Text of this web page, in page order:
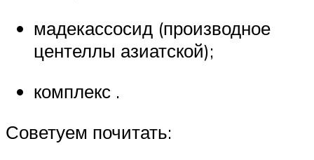
мадекассосид (производное
центеллы азиатской);
комплекс .
Советуем почитать: